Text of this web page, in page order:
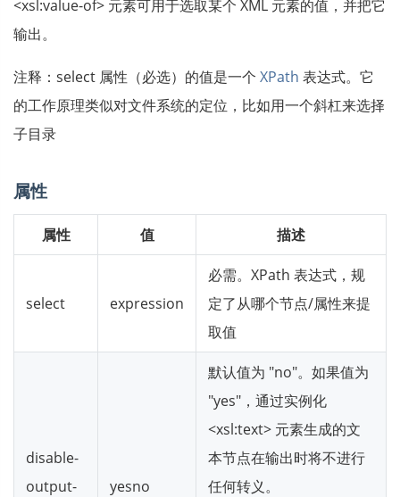
<xsl:value-of> 元素可用于选取某个 XML 元素的值，并把它
输出。
注释：select 属性（必选）的值是一个 XPath 表达式。它
的工作原理类似对文件系统的定位，比如用一个斜杠来选择
子目录
属性
属性 值 描述
select expression
必需。XPath 表达式，规
定了从哪个节点/属性来提
取值
disable-
output-
yesno
默认值为 "no"。如果值为
"yes"，通过实例化
<xsl:text> 元素生成的文
本节点在输出时将不进行
任何转义。